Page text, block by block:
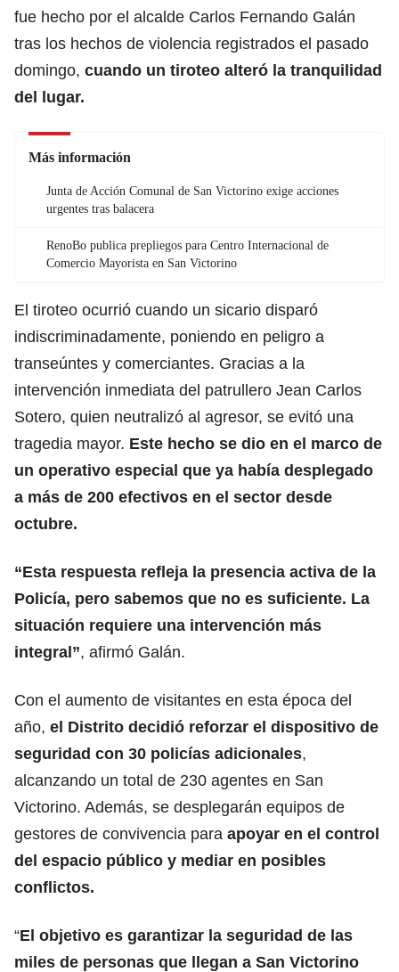
fue hecho por el alcalde Carlos Fernando Galán
tras los hechos de violencia registrados el pasado
domingo, cuando un tiroteo alteró la tranquilidad
del lugar.
Más información
Junta de Acción Comunal de San Victorino exige acciones
urgentes tras balacera
RenoBo publica prepliegos para Centro Internacional de
Comercio Mayorista en San Victorino
El tiroteo ocurrió cuando un sicario disparó
indiscriminadamente, poniendo en peligro a
transeúntes y comerciantes. Gracias a la
intervención inmediata del patrullero Jean Carlos
Sotero, quien neutralizó al agresor, se evitó una
tragedia mayor. Este hecho se dio en el marco de
un operativo especial que ya había desplegado
a más de 200 efectivos en el sector desde
octubre.
“Esta respuesta refleja la presencia activa de la
Policía, pero sabemos que no es suficiente. La
situación requiere una intervención más
integral”, afirmó Galán.
Con el aumento de visitantes en esta época del
año, el Distrito decidió reforzar el dispositivo de
seguridad con 30 policías adicionales,
alcanzando un total de 230 agentes en San
Victorino. Además, se desplegarán equipos de
gestores de convivencia para apoyar en el control
del espacio público y mediar en posibles
conflictos.
“El objetivo es garantizar la seguridad de las
miles de personas que llegan a San Victorino